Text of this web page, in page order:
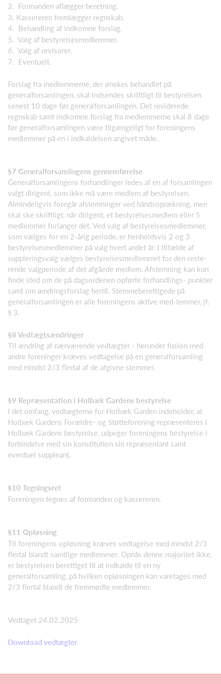
2. Formanden aflægger beretning.
3. Kassereren fremlægger regnskab.
4. Behandling af indkomne forslag.
5. Valg af bestyrelsesmedlemmer.
6. Valg af revisorer.
7. Eventuelt.
Forslag fra medlemmerne, der ønskes behandlet på
generalforsamlingen, skal indsendes skriftligt til bestyrelsen
senest 10 dage før generalforsamlingen. Det reviderede
regnskab samt indkomne forslag fra medlemmerne skal 8 dage
før generalforsamlingen være tilgængeligt for foreningens
medlemmer på en i indkaldelsen angivet måde.
§7 Generalforsamlingens gennemførelse
Generalforsamlingens forhandlinger ledes af en af forsamlingen
valgt dirigent, som ikke må være medlem af bestyrelsen.
Almindeligvis foregår afstemninger ved håndsoprækning, men
skal ske skriftligt, når dirigent, et bestyrelsesmedlem eller 5
medlemmer forlanger det. Ved valg af bestyrel­sesmedlemmer,
som vælges for en 2-årig periode, er henholdsvis 2 og 3
bestyrelsesmedlemmer på valg hvert andet år. I tilfælde af
suppleringsvalg vælges bestyrelsesmedlemmet for den reste­
rende valgperiode af det afgåede medlem. Afstemning kan kun
finde sted om de på dagsordenen opførte forhandlings- punkter
samt om ændringsforslag hertil. Stemmeberettigede på
generalfor­samlingen er alle foreningens aktive med-lemmer, jf.
§ 3.
§8 Vedtægtsændringer
Til ændring af nærværende vedtægter - herunder fusion med
andre foreninger kræves vedtagelse på en generalforsamling
med mindst 2/3 flertal af de afgivne stemmer.
§9 Repræsentation i Holbæk Gardens bestyrelse
I det omfang, vedtægterne for Holbæk Garden indeholder, at
Holbæk Gardens Forældre- og Støt­teforening repræsenteres i
Holbæk Gardens bestyrelse, udpeger foreningens bestyrelse i
forbind­else med sin konstitution sin repræsentant samt
eventuel suppleant.
§10 Tegningsret
Foreningen tegnes af formanden og kassereren.
§11 Opløsning
Til foreningens opløsning kræves vedtagelse med mindst 2/3
flertal blandt samtlige medlemmer. Opnås denne majoritet ikke,
er bestyrelsen berettiget til at indkalde til en ny
generalforsamling, på hvilken opløsningen kan varetages med
2/3 flertal blandt de fremmødte medlemmer.
Vedtaget 24.02.2025
Download vedtægter